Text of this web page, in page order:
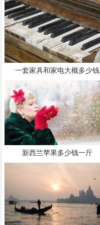
一套家具和家电大概多少钱
新西兰苹果多少钱一斤